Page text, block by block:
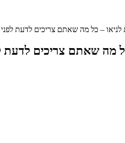
לניאו – כל מה שאתם צריכים לדעת
מה שאתם צריכים לדעת